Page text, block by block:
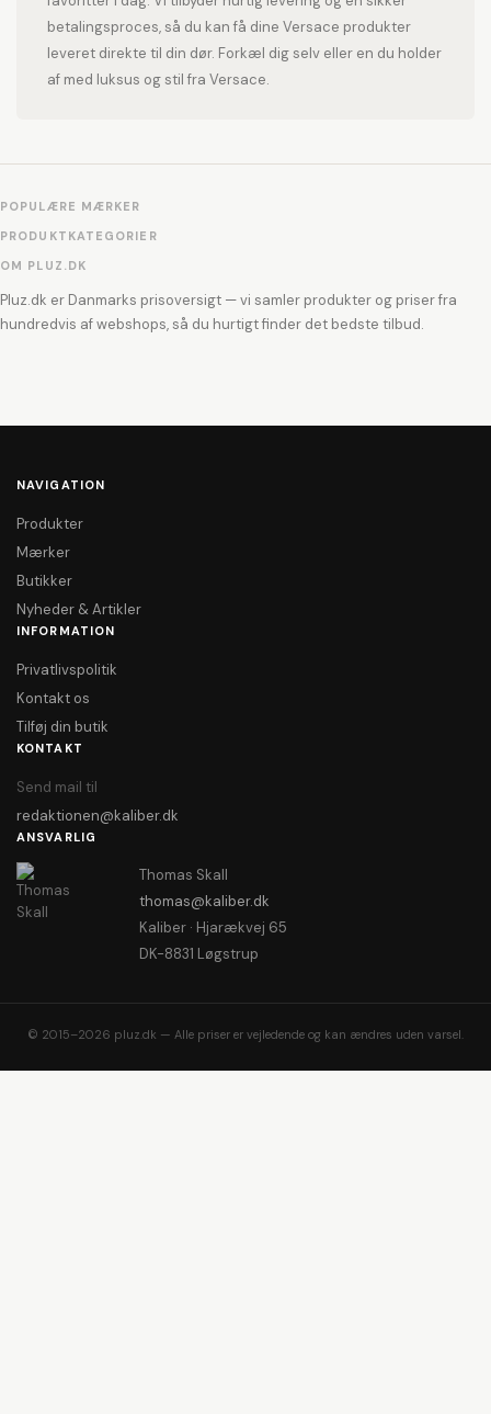
betalingsproces, så du kan få dine Versace produkter
leveret direkte til din dør. Forkæl dig selv eller en du holder
af med luksus og stil fra Versace.
POPULÆRE MÆRKER
PRODUKTKATEGORIER
OM PLUZ.DK
Pluz.dk er Danmarks prisoversigt — vi samler produkter og priser fra
hundredvis af webshops, så du hurtigt finder det bedste tilbud.
NAVIGATION
Produkter
Mærker
Butikker
Nyheder & Artikler
INFORMATION
Privatlivspolitik
Kontakt os
Tilføj din butik
KONTAKT
Send mail til
redaktionen@kaliber.dk
ANSVARLIG
Thomas Skall
thomas@kaliber.dk
Kaliber · Hjarækvej 65
DK-8831 Løgstrup
© 2015–2026 pluz.dk — Alle priser er vejledende og kan ændres uden varsel.